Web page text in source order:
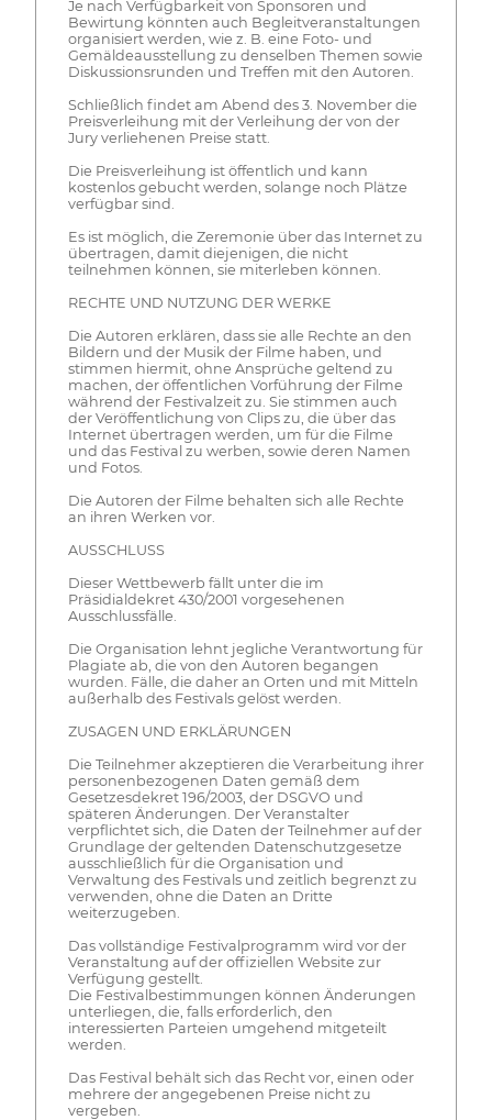
Je nach Verfügbarkeit von Sponsoren und
Bewirtung könnten auch Begleitveranstaltungen
organisiert werden, wie z. B. eine Foto- und
Gemäldeausstellung zu denselben Themen sowie
Diskussionsrunden und Treffen mit den Autoren.
Schließlich findet am Abend des 3. November die
Preisverleihung mit der Verleihung der von der
Jury verliehenen Preise statt.
Die Preisverleihung ist öffentlich und kann
kostenlos gebucht werden, solange noch Plätze
verfügbar sind.
Es ist möglich, die Zeremonie über das Internet zu
übertragen, damit diejenigen, die nicht
teilnehmen können, sie miterleben können.
RECHTE UND NUTZUNG DER WERKE
Die Autoren erklären, dass sie alle Rechte an den
Bildern und der Musik der Filme haben, und
stimmen hiermit, ohne Ansprüche geltend zu
machen, der öffentlichen Vorführung der Filme
während der Festivalzeit zu. Sie stimmen auch
der Veröffentlichung von Clips zu, die über das
Internet übertragen werden, um für die Filme
und das Festival zu werben, sowie deren Namen
und Fotos.
Die Autoren der Filme behalten sich alle Rechte
an ihren Werken vor.
AUSSCHLUSS
Dieser Wettbewerb fällt unter die im
Präsidialdekret 430/2001 vorgesehenen
Ausschlussfälle.
Die Organisation lehnt jegliche Verantwortung für
Plagiate ab, die von den Autoren begangen
wurden. Fälle, die daher an Orten und mit Mitteln
außerhalb des Festivals gelöst werden.
ZUSAGEN UND ERKLÄRUNGEN
Die Teilnehmer akzeptieren die Verarbeitung ihrer
personenbezogenen Daten gemäß dem
Gesetzesdekret 196/2003, der DSGVO und
späteren Änderungen. Der Veranstalter
verpflichtet sich, die Daten der Teilnehmer auf der
Grundlage der geltenden Datenschutzgesetze
ausschließlich für die Organisation und
Verwaltung des Festivals und zeitlich begrenzt zu
verwenden, ohne die Daten an Dritte
weiterzugeben.
Das vollständige Festivalprogramm wird vor der
Veranstaltung auf der offiziellen Website zur
Verfügung gestellt.
Die Festivalbestimmungen können Änderungen
unterliegen, die, falls erforderlich, den
interessierten Parteien umgehend mitgeteilt
werden.
Das Festival behält sich das Recht vor, einen oder
mehrere der angegebenen Preise nicht zu
vergeben.